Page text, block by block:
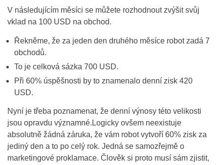
V následujícím měsíci se můžete rozhodnout zvýšit svůj
vklad na 100 USD na obchod.
Řekněme, že za jeden den druhého měsíce robot zadá 7
obchodů.
To je celková sázka 700 USD.
Při 60% úspěšnosti by to znamenalo denní zisk 420
USD.
Nyní je třeba poznamenat, že denní výnosy této velikosti
jsou opravdu významné.Logicky ovšem neexistuje
absolutně žádná záruka, že vám robot vytvoří 60% zisk za
jediný den a to po celý rok. Jedná se samozřejmě o
marketingové proklamace. Člověk si proto musí sám zjistit,